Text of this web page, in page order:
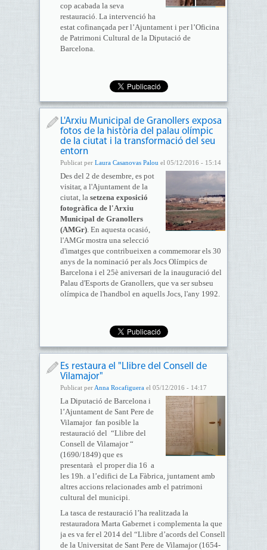
cop acabada la seva
restauració. La intervenció ha
estat cofinançada per l’Ajuntament i per l’Oficina
de Patrimoni Cultural de la Diputació de
Barcelona.
L'Arxiu Municipal de Granollers exposa
fotos de la història del palau olímpic
de la ciutat i la transformació del seu
entorn
Publicat per Laura Casanovas Palou el 05/12/2016 - 15:14
Des del 2 de desembre, es pot
visitar, a l'Ajuntament de la
ciutat, la setzena exposició
fotogràfica de l'Arxiu
Municipal de Granollers
(AMGr). En aquesta ocasió,
l'AMGr mostra una selecció
d'imatges que contribueixen a commemorar els 30
anys de la nominació per als Jocs Olímpics de
Barcelona i el 25è aniversari de la inauguració del
Palau d'Esports de Granollers, que va ser subseu
olímpica de l'handbol en aquells Jocs, l'any 1992.
Es restaura el "Llibre del Consell de
Vilamajor"
Publicat per Anna Rocafiguerael 05/12/2016 - 14:17
La Diputació de Barcelona i
l’Ajuntament de Sant Pere de
Vilamajor fan posible la
restauració del “Llibre del
Consell de Vilamajor “
(1690/1849) que es
presentarà el proper dia 16 a
les 19h. a l’edifici de La Fàbrica, juntament amb
altres accions relacionades amb el patrimoni
cultural del municipi.
La tasca de restauració l’ha realitzada la
restauradora Marta Gabernet i complementa la que
ja es va fer el 2014 del “Llibre d’acords del Consell
de la Universitat de Sant Pere de Vilamajor (1654-